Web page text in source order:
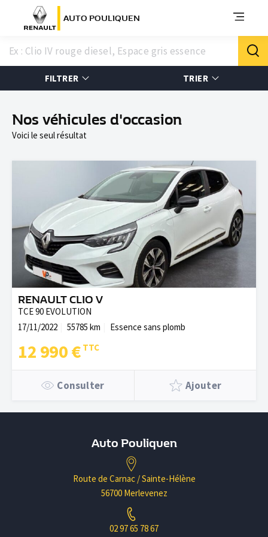
AUTO POULIQUEN
FILTRER TRIER
Nos véhicules d'occasion
Voici le seul résultat
RENAULT CLIO V
TCE 90 EVOLUTION
17/11/2022
55785 km Essence sans plomb
12 990 €
Consulter Ajouter
Auto Pouliquen
Route de Carnac / Sainte-Hélène
56700 Merlevenez
02 97 65 78 67